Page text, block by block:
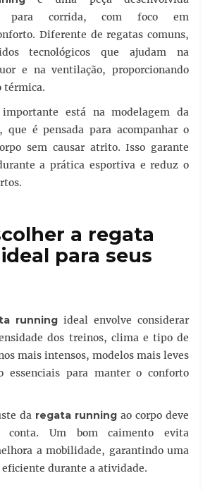
para corrida, com foco em
Diferente de regatas comuns,
tecnológicos que ajudam na
e na ventilação, proporcionando
térmica.
está na modelagem da
que é pensada para acompanhar o
sem causar atrito. Isso garante
a prática esportiva e reduz o
a regata
para seus
running ideal envolve considerar
dos treinos, clima e tipo de
mais intensos, modelos mais leves
essenciais para manter o conforto
da regata running ao corpo deve
conta. Um bom caimento evita
a mobilidade, garantindo uma
durante a atividade.